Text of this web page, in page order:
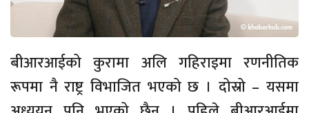
बीआरआईको कुरामा अलि गहिराइमा रणनीतिक
रूपमा नै राष्ट्र विभाजित भएको छ । दोस्रो – यसमा